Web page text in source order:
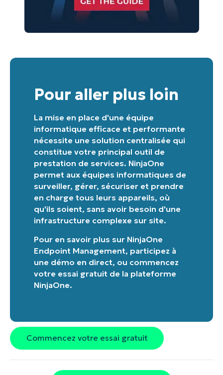
Pour aller plus loin
La mise en place d'une équipe
informatique efficace et performante
nécessite une solution centralisée qui
constitue votre principal outil de
prestation de services. NinjaOne
permet aux équipes informatiques de
surveiller, gérer, sécuriser et prendre
en charge tous leurs appareils, où
qu'ils soient, sans avoir besoin d'une
infrastructure complexe sur site.
Pour en savoir plus sur NinjaOne
Endpoint Management, participez à
une démo en direct, ou commencez
votre essai gratuit de la plateforme
NinjaOne.
Commencez votre essai gratuit